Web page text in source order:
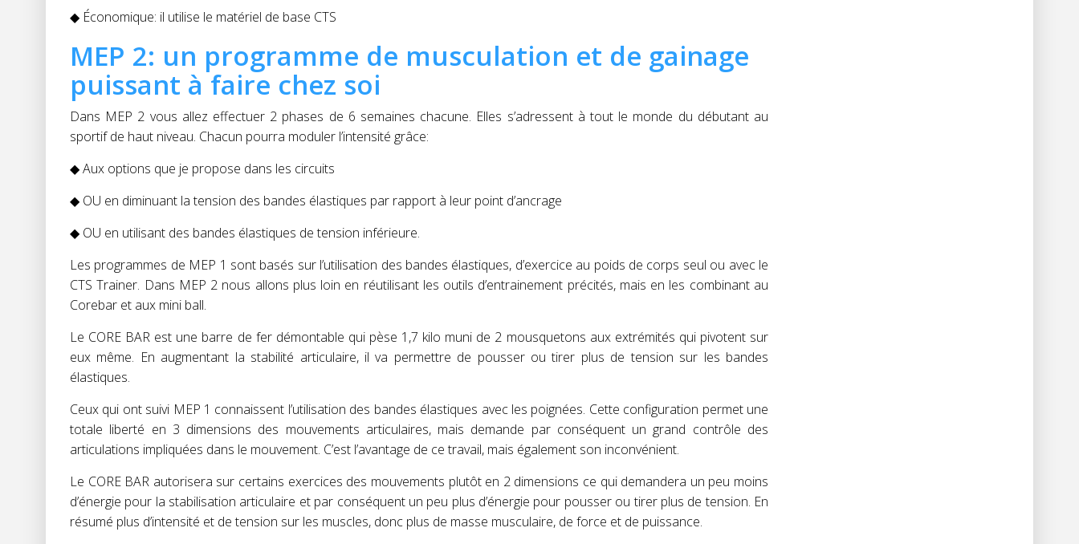
◆ Économique: il utilise le matériel de base CTS
MEP 2: un programme de musculation et de gainage
puissant à faire chez soi
Dans MEP 2 vous allez effectuer 2 phases de 6 semaines chacune. Elles s’adressent à tout le monde du débutant au
sportif de haut niveau. Chacun pourra moduler l’intensité grâce:
◆ Aux options que je propose dans les circuits
◆ OU en diminuant la tension des bandes élastiques par rapport à leur point d’ancrage
◆ OU en utilisant des bandes élastiques de tension inférieure.
Les programmes de MEP 1 sont basés sur l’utilisation des bandes élastiques, d’exercice au poids de corps seul ou avec le
CTS Trainer. Dans MEP 2 nous allons plus loin en réutilisant les outils d’entrainement précités, mais en les combinant au
Corebar et aux mini ball.
Le CORE BAR est une barre de fer démontable qui pèse 1,7 kilo muni de 2 mousquetons aux extrémités qui pivotent sur
eux même. En augmentant la stabilité articulaire, il va permettre de pousser ou tirer plus de tension sur les bandes
élastiques.
Ceux qui ont suivi MEP 1 connaissent l’utilisation des bandes élastiques avec les poignées. Cette configuration permet une
totale liberté en 3 dimensions des mouvements articulaires, mais demande par conséquent un grand contrôle des
articulations impliquées dans le mouvement. C’est l’avantage de ce travail, mais également son inconvénient.
Le CORE BAR autorisera sur certains exercices des mouvements plutôt en 2 dimensions ce qui demandera un peu moins
d’énergie pour la stabilisation articulaire et par conséquent un peu plus d’énergie pour pousser ou tirer plus de tension. En
résumé plus d’intensité et de tension sur les muscles, donc plus de masse musculaire, de force et de puissance.